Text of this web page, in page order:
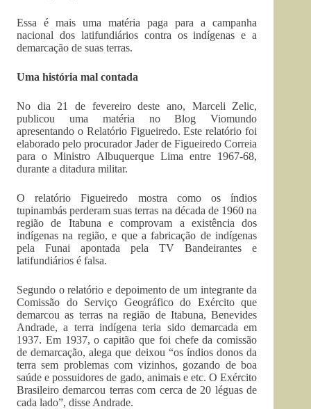
Essa é mais uma matéria paga para a campanha
nacional dos latifundiários contra os indígenas e a
demarcação de suas terras.
Uma história mal contada
No dia 21 de fevereiro deste ano, Marceli Zelic,
publicou uma matéria no Blog Viomundo
apresentando o Relatório Figueiredo. Este relatório foi
elaborado pelo procurador Jader de Figueiredo Correia
para o Ministro Albuquerque Lima entre 1967-68,
durante a ditadura militar.
O relatório Figueiredo mostra como os índios
tupinambás perderam suas terras na década de 1960 na
região de Itabuna e comprovam a existência dos
indígenas na região, e que a fabricação de indígenas
pela Funai apontada pela TV Bandeirantes e
latifundiários é falsa.
Segundo o relatório e depoimento de um integrante da
Comissão do Serviço Geográfico do Exército que
demarcou as terras na região de Itabuna, Benevides
Andrade, a terra indígena teria sido demarcada em
1937. Em 1937, o capitão que foi chefe da comissão
de demarcação, alega que deixou “os índios donos da
terra sem problemas com vizinhos, gozando de boa
saúde e possuidores de gado, animais e etc. O Exército
Brasileiro demarcou terras com cerca de 20 léguas de
cada lado”, disse Andrade.